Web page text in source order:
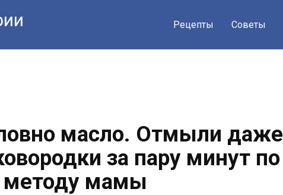
Рецепты Советы
масло. Отмыли даже
за пару минут по
методу мамы